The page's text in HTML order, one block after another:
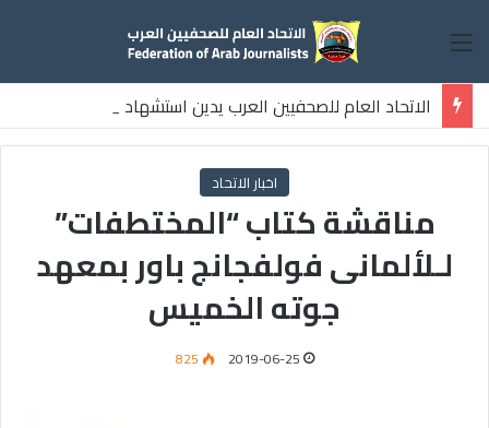
القائمة
الاتحاد العام للصحفيين العرب يدين استشهاد
ثلاثة صحفيين فلسطينيين باستهداف إسرائيلي وسط قطاع غزة
اخبار الاتحاد
مناقشة كتاب “المختطفات”
لـلألمانى فولفجانج باور بمعهد
جوته الخميس
2019-06-25
825